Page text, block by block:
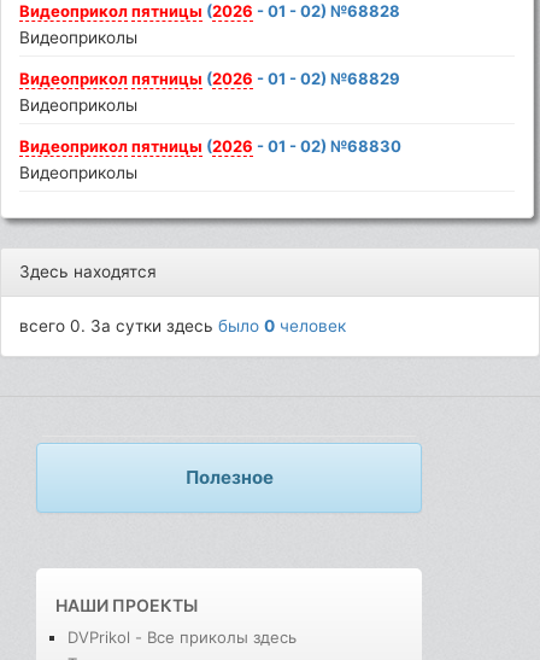
Видеоприкол пятницы (2026 - 01 - 02) №68828
Видеоприколы
Видеоприкол пятницы (2026 - 01 - 02) №68829
Видеоприколы
Видеоприкол пятницы (2026 - 01 - 02) №68830
Видеоприколы
Здесь находятся
всего 0. За сутки здесьбыло0 человек
Полезное
НАШИ ПРОЕКТЫ
DVPrikol - Все приколы здесь